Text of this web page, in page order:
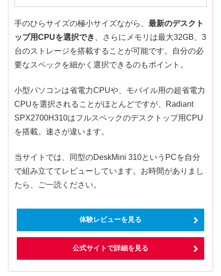
手のひらサイズの極小サイズながら、最新のデスクト
ップ用CPUを選択でき 、さらにメモリは最大32GB、3
台のストレージを搭載することが可能です。自分の必
要なスペックを細かく選択できるのもポイント。
小型パソコンは省電力CPUや、モバイル用の超省電力
CPUを選択されることがほとんどですが、Radiant
SPX2700H310はフルスペックのデスクトップ用CPU
を搭載。速さが違います。
当サイトでは、同型のDeskMini 310というPCを自分
で組み立ててレビューしています。お時間がありまし
たら、ご一読ください。
体験レビューを見る
公式サイトで詳細を見る